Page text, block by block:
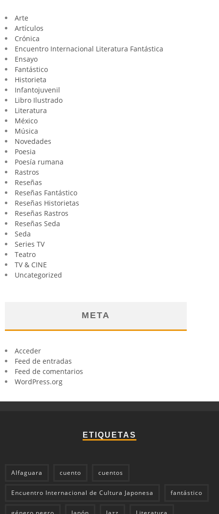
Arte
Artículos
Crónica
Encuentro Internacional Literatura Fantástica
Ensayo
Fantástico
Historieta
Infantojuvenil
Libro Ilustrado
Literatura
México
Música
Novedades
Poesia
Poesía rumana
Rastros
Reseñas
Reseñas Fantástico
Reseñas Historietas
Reseñas Rastros
Reseñas Seda
Seda
Series TV
Teatro
TV & CINE
Uncategorized
META
Acceder
Feed de entradas
Feed de comentarios
WordPress.org
ETIQUETAS
Alfaguara cuento cuentos
Encuentro Internacional de Cultura Japonesa fantástico